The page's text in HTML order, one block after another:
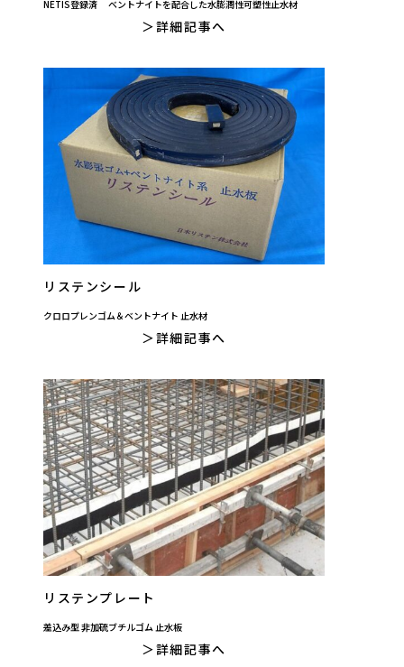
NETIS登録済 ベントナイトを配合した水膨潤性可塑性止水材
詳細記事へ
リステンシール
クロロプレンゴム＆ベントナイト 止水材
詳細記事へ
リステンプレート
差込み型 非加硫ブチルゴム 止水板
詳細記事へ